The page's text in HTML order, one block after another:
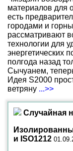
материалов для
есть
городами и
рассматривают
технологии для
энергетических
полгода назад
Сычуанем,
Идея S2000
ветряну ...>>
Случайная
и ISO1212